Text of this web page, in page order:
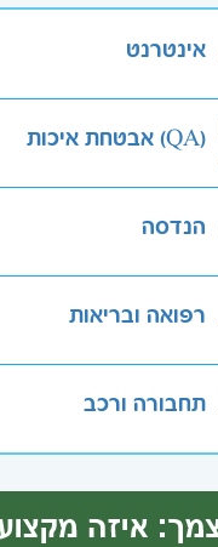
אינטרנט
אבטחת איכות (QA)
הנדסה
רפואה ובריאות
תחבורה ורכב